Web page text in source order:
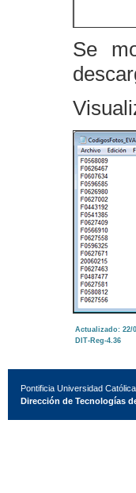
Se
Actualizado: 22/
DIT-Reg-4.36
Pontificia Universidad
Dirección de Tecnologías